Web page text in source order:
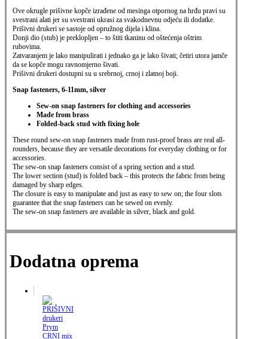
Ove okrugle prišivne kopče izrađene od mesinga otpornog na hrđu pravi su
svestrani alati jer su svestrani ukrasi za svakodnevnu odjeću ili dodatke.
Prišivni drukeri se sastoje od opružnog dijela i klina.
Donji dio (stub) je preklopljen – to štiti tkaninu od oštećenja oštrim
rubovima.
Zatvaranjem je lako manipulirati i jednako ga je lako šivati; četiri utora jamče
da se kopče mogu ravnomjerno šivati.
Prišivni drukeri dostupni su u srebrnoj, crnoj i zlatnoj boji.
Snap fasteners, 6-11mm, silver
Sew-on snap fasteners for clothing and accessories
Made from brass
Folded-back stud with fixing hole
These round sew-on snap fasteners made from rust-proof brass are real all-
rounders, because they are versatile decorations for everyday clothing or for
accessories.
The sew-on snap fasteners consist of a spring section and a stud.
The lower section (stud) is folded back – this protects the fabric from being
damaged by sharp edges.
The closure is easy to manipulate and just as easy to sew on; the four slots
guarantee that the snap fasteners can be sewed on evenly.
The sew-on snap fasteners are available in silver, black and gold.
Dodatna oprema